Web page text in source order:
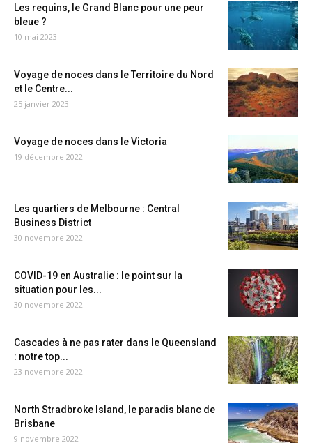
Les requins, le Grand Blanc pour une peur
bleue ?
10 mai 2023
Voyage de noces dans le Territoire du Nord
et le Centre...
25 janvier 2023
Voyage de noces dans le Victoria
19 décembre 2022
Les quartiers de Melbourne : Central
Business District
30 novembre 2022
COVID-19 en Australie : le point sur la
situation pour les...
30 novembre 2022
Cascades à ne pas rater dans le Queensland
: notre top...
23 novembre 2022
North Stradbroke Island, le paradis blanc de
Brisbane
9 novembre 2022